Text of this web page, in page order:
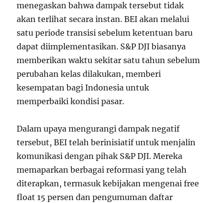
menegaskan bahwa dampak tersebut tidak
akan terlihat secara instan. BEI akan melalui
satu periode transisi sebelum ketentuan baru
dapat diimplementasikan. S&P DJI biasanya
memberikan waktu sekitar satu tahun sebelum
perubahan kelas dilakukan, memberi
kesempatan bagi Indonesia untuk
memperbaiki kondisi pasar.
Dalam upaya mengurangi dampak negatif
tersebut, BEI telah berinisiatif untuk menjalin
komunikasi dengan pihak S&P DJI. Mereka
memaparkan berbagai reformasi yang telah
diterapkan, termasuk kebijakan mengenai free
float 15 persen dan pengumuman daftar